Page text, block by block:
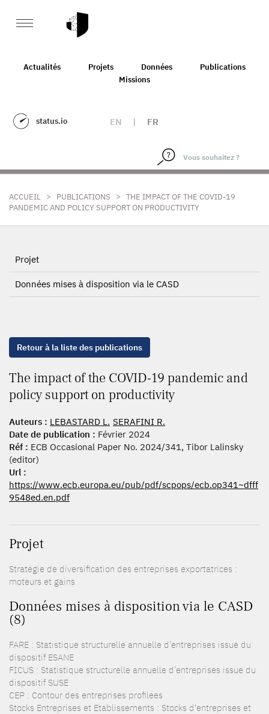
Actualités Projets Données
Publications
Missions
status.io EN | FR
ACCUEIL > PUBLICATIONS > THE IMPACT OF THE COVID-19
PANDEMIC AND POLICY SUPPORT ON PRODUCTIVITY
Projet
Données mises à disposition via le CASD
Retour à la liste des publications
The impact of the COVID-19 pandemic and
policy support on productivity
Auteurs : LEBASTARD L. SERAFINI R.
Date de publication : Février 2024
Réf : ECB Occasional Paper No. 2024/341, Tibor Lalinsky
(editor)
Url :
https://www.ecb.europa.eu/pub/pdf/scpops/ecb.op341~dfff
9548ed.en.pdf
Projet
Stratégie de diversification des entreprises exportatrices :
moteurs et gains
Données mises à disposition via le CASD
(8)
FARE : Statistique structurelle annuelle d’entreprises issue du
dispositif ESANE
FICUS : Statistique structurelle annuelle d’entreprises issue du
dispositif SUSE
CEP : Contour des entreprises profilées
Stocks Entreprises et Etablissements : Stocks d'entreprises et